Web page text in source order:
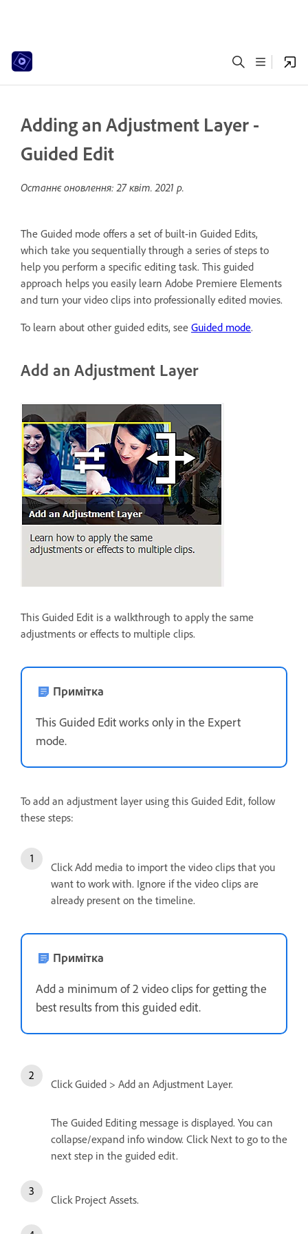
Adding an Adjustment Layer -
Guided Edit
Останнє оновлення:27 квіт. 2021 р.
The Guided mode offers a set of built-in Guided Edits,
which take you sequentially through a series of steps to
help you perform a specific editing task. This guided
approach helps you easily learn Adobe Premiere Elements
and turn your video clips into professionally edited movies.
To learn about other guided edits, see Guided mode.
Add an Adjustment Layer
This Guided Edit is a walkthrough to apply the same
adjustments or effects to multiple clips.
Примітка
This Guided Edit works only in the Expert
mode.
To add an adjustment layer using this Guided Edit, follow
these steps:
Click Add media to import the video clips that you
want to work with. Ignore if the video clips are
already present on the timeline.
Примітка
Add a minimum of 2 video clips for getting the
best results from this guided edit.
Click Guided > Add an Adjustment Layer.
The Guided Editing message is displayed. You can
collapse/expand info window. Click Next to go to the
next step in the guided edit.
Click Project Assets.